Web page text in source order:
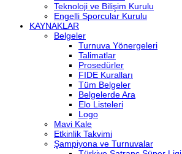
Teknoloji ve Bilişim Kurulu
Engelli Sporcular Kurulu
KAYNAKLAR
Belgeler
Turnuva Yönergeleri
Talimatlar
Prosedürler
FIDE Kuralları
Tüm Belgeler
Belgelerde Ara
Elo Listeleri
Logo
Mavi Kale
Etkinlik Takvimi
Şampiyona ve Turnuvalar